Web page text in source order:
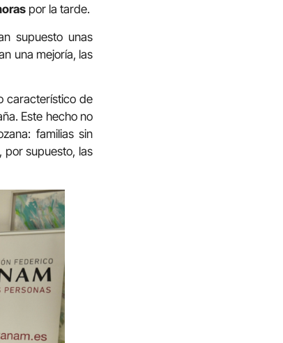
por la tarde.
supuesto unas
una mejoría, las
característico de
Este hecho no
familias sin
por supuesto, las